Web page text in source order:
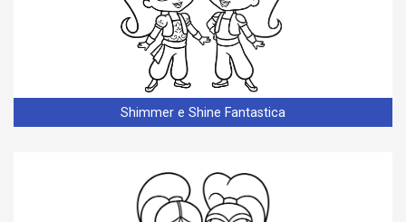
Shimmer e Shine Fantastica